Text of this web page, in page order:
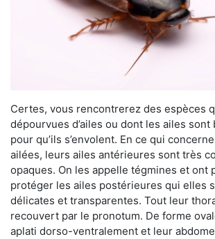
Certes, vous rencontrerez des espèces
dépourvues d’ailes ou dont les ailes
pour qu’ils s’envolent. En ce qui
ailées, leurs ailes antérieures sont très
opaques. On les appelle tégmines et ont
protéger les ailes postérieures qui elles
délicates et transparentes. Tout leur
recouvert par le pronotum. De forme
aplati dorso-ventralement et leur